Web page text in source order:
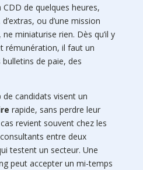
CDD de quelques heures,
ou d’une mission
miniaturise rien. Dès qu’il y
rémunération, il faut un
bulletins de paie, des
candidats visent un
rapide, sans perdre leur
revient souvent chez les
entre deux
testent un secteur. Une
peut accepter un mi-temps